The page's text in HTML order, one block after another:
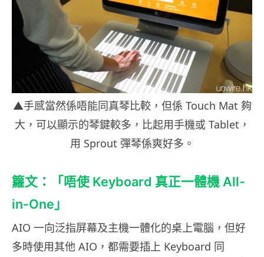
▲手感當然係唔能同真琴比較，但係 Touch Mat 夠
大，可以顯示的琴鍵較多，比起用手機或 Tablet，
用 Sprout 彈琴係爽好多。
籮文：「唔使 Keyboard 真正一體機 All-
in-One」
AIO 一向泛指屏幕及主機一體化的桌上電腦，但好
多時使用其他 AIO，都需要插上 Keyboard 同